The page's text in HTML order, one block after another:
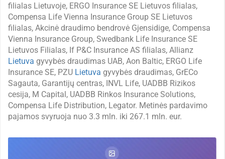
filialas Lietuvoje, ERGO Insurance SE Lietuvos filialas,
Compensa Life Vienna Insurance Group SE Lietuvos
filialas, Akcinė draudimo bendrovė Gjensidige, Compensa
Vienna Insurance Group, Swedbank Life Insurance SE
Lietuvos Filialas, If P&C Insurance AS filialas, Allianz
Lietuva gyvybės draudimas UAB, Aon Baltic, ERGO Life
Insurance SE, PZU Lietuva gyvybės draudimas, GrECo
Sagauta, Garantijų centras, INVL Life, UADBB Rizikos
cesija, M Capital, UADBB Rinkos Insurance Solutions,
Compensa Life Distribution, Legator. Metinės pardavimo
pajamos svyruoja nuo 3.3 mln. iki 267.1 mln. eur.